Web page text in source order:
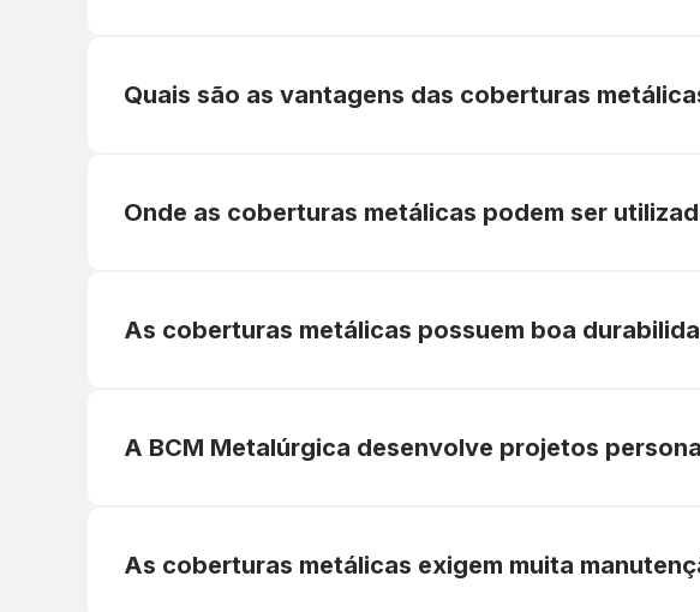
Quais são as vantagens das coberturas
Onde as coberturas metálicas podem ser
As coberturas metálicas possuem boa
A BCM Metalúrgica desenvolve projetos
As coberturas metálicas exigem muita